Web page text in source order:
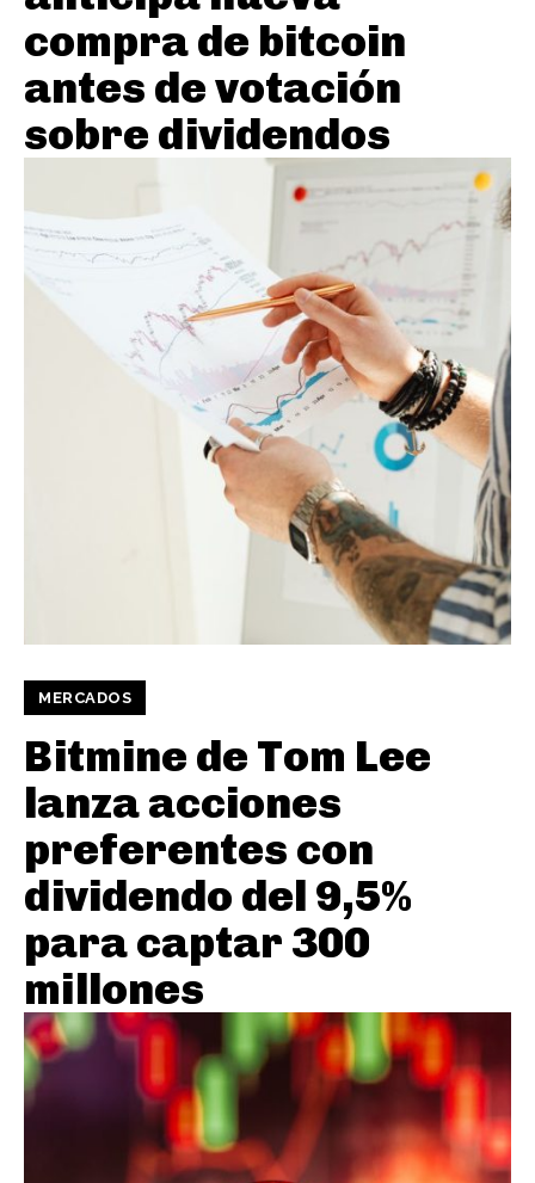
compra de bitcoin
antes de votación
sobre dividendos
MERCADOS
Bitmine de Tom Lee
lanza acciones
preferentes con
dividendo del 9,5%
para captar 300
millones